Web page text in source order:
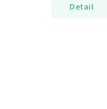
Detail